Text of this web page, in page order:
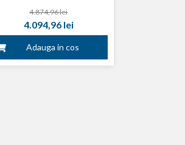
4.874,96 lei
4.094,96 lei
Adauga in cos